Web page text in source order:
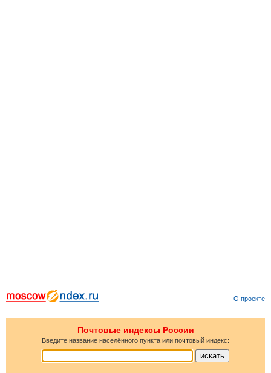
О проекте
Почтовые индексы России
Введите название населённого пункта или почтовый индекс: